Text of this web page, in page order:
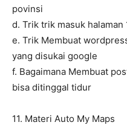
povinsi
d. Trik trik masuk
e. Trik Membuat
yang disukai google
f. Bagaimana Membuat
bisa ditinggal tidur
11. Materi Auto My Maps